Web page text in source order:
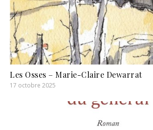
Les Osses – Marie-Claire Dewarrat
17 octobre 2025